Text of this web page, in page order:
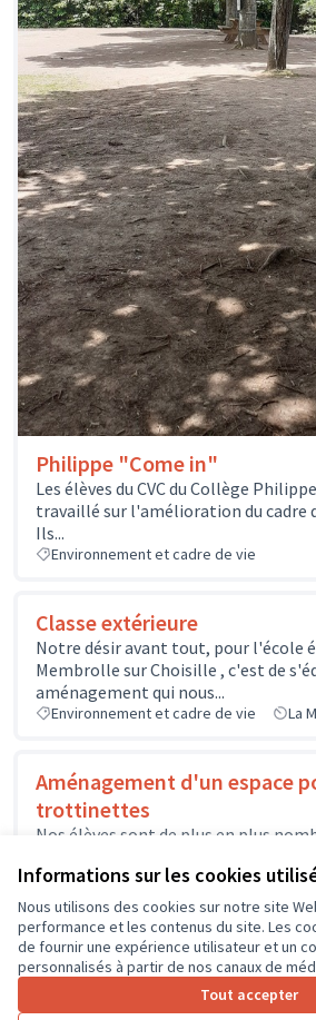
Informations sur les cookies
Nous utilisons des cookies sur notre site
performance et les contenus du site. Les
de fournir une expérience utilisateur et un
personnalisés à partir de nos canaux de
Tout accepter
Philippe "Come in"
Les élèves du CVC du Collège
travaillé sur l'amélioration du cadre
Ils...
Environnement et cadre de vie
Classe extérieure
Notre désir avant tout, pour l'école
Membrolle sur Choisille , c'est de
aménagement qui nous...
Environnement et cadre de vie La
Aménagement d'un espace
trottinettes
Nos élèves sont de plus en plus
adapté...
Environnement et cadre de vie
1 2 3 4 5 6